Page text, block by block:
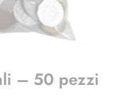
– 50 pezzi